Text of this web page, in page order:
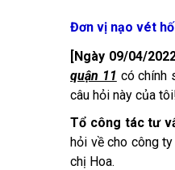
Đơn vị nạo vét
[Ngày 09/04/
quận 11 có chính
câu hỏi này của
Tổ công tác tư
hỏi về cho công
chị Hoa.